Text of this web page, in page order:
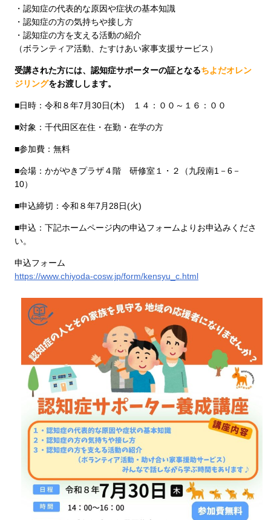
・認知症の代表的な原因や症状の基本知識
・認知症の方の気持ちや接し方
・認知症の方を支える活動の紹介
（ボランティア活動、たすけあい家事支援サービス）
受講された方には、認知症サポーターの証となるちよだオレン
ジリングをお渡しします。
■日時：令和８年7月30日(木) １４：００～１６：００
■対象：千代田区在住・在勤・在学の方
■参加費：無料
■会場：かがやきプラザ４階 研修室１・２（九段南1－6－
10）
■申込締切：令和８年7月28日(火)
■申込：下記ホームページ内の申込フォームよりお申込みくださ
い。
申込フォーム
https://www.chiyoda-cosw.jp/form/kensyu_c.html